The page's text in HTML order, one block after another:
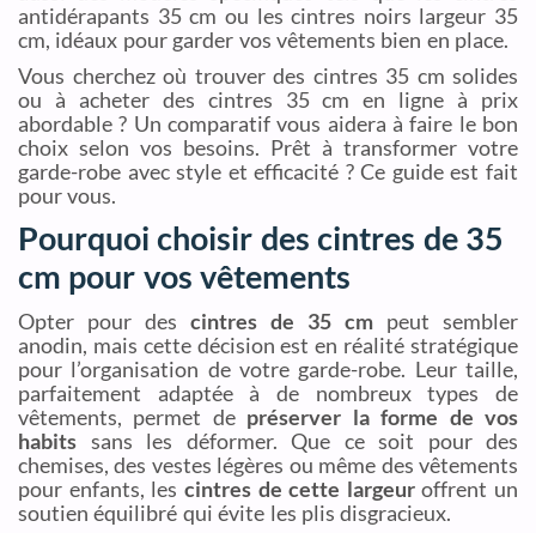
antidérapants 35 cm ou les cintres noirs largeur 35
cm, idéaux pour garder vos vêtements bien en place.
Vous cherchez où trouver des cintres 35 cm solides
ou à acheter des cintres 35 cm en ligne à prix
abordable ? Un comparatif vous aidera à faire le bon
choix selon vos besoins. Prêt à transformer votre
garde-robe avec style et efficacité ? Ce guide est fait
pour vous.
Pourquoi choisir des cintres de 35
cm pour vos vêtements
Opter pour des cintres de 35 cm peut sembler
anodin, mais cette décision est en réalité stratégique
pour l’organisation de votre garde-robe. Leur taille,
parfaitement adaptée à de nombreux types de
vêtements, permet de préserver la forme de vos
habits sans les déformer. Que ce soit pour des
chemises, des vestes légères ou même des vêtements
pour enfants, les cintres de cette largeuroffrent un
soutien équilibré qui évite les plis disgracieux.